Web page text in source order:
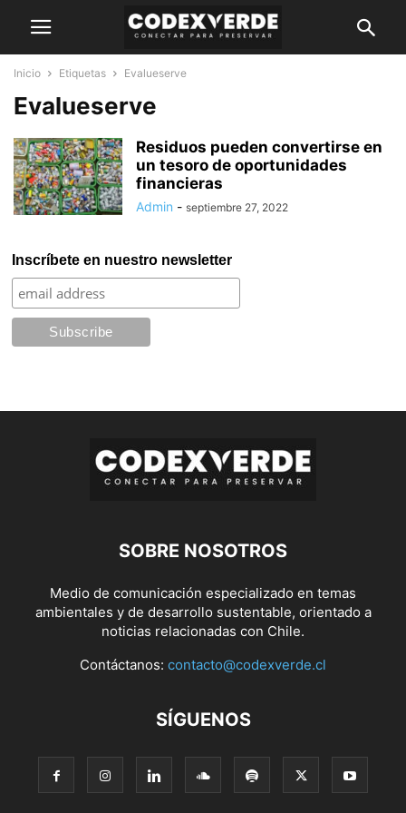
Inicio Etiquetas Evalueserve
Evalueserve
Residuos pueden convertirse en
un tesoro de oportunidades
financieras
Admin - septiembre 27, 2022
Inscríbete en nuestro newsletter
SOBRE NOSOTROS
Medio de comunicación especializado en temas
ambientales y de desarrollo sustentable, orientado a
noticias relacionadas con Chile.
Contáctanos: contacto@codexverde.cl
SÍGUENOS